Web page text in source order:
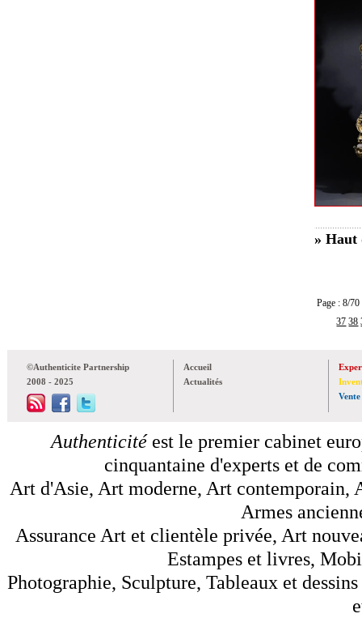
» Haut
Page : 8/
37 38
©Authenticite Partnership
2008 - 2025
Accueil
Actualités
Vente
Authenticitéest le premier cabinet
cinquantaine d'experts et de
Art d'Asie, Art moderne, Art contemporain,
Armes
Assurance Art et clientèle privée, Art
Estampes et livres,
Photographie, Sculpture, Tableaux et